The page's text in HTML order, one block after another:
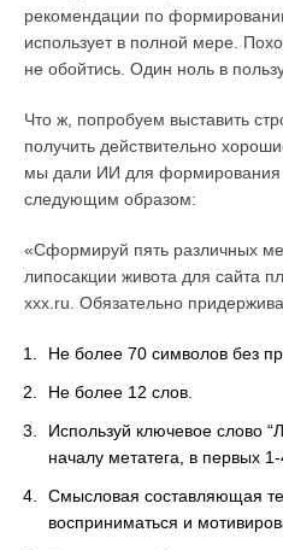
рекомендации по
использует в полной мере.
не обойтись. Один ноль в
Что ж, попробуем выставить
получить действительно
мы дали ИИ для формирования
следующим образом:
«Сформируй пять различных
липосакции живота для сайта
ххх.ru. Обязательно
Не более 70 символов без
Не более 12 слов.
Используй ключевое слово
началу метатега, в первых 1-
Смысловая составляющая
восприниматься и